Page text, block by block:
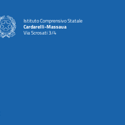
Istituto Comprensivo Statale
Cardarelli-Massaua
Via Scrosati 3/4